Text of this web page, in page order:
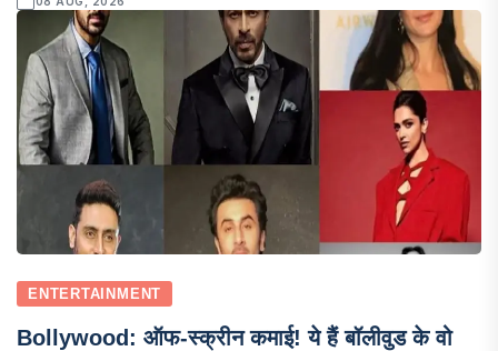
ENTERTAINMENT
Bollywood: ऑफ-स्क्रीन कमाई! ये हैं बॉलीवुड के वो